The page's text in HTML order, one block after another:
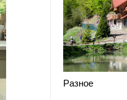
Разное